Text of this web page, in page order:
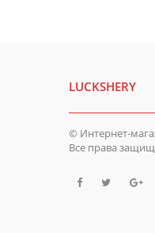
LUCKSHERY
© Интернет-
Все права